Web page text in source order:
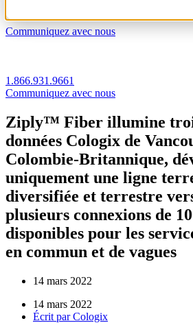
Communiquez avec nous
1.866.931.9661
Communiquez avec nous
Ziply™ Fiber illumine
données Cologix de
Colombie-Britannique,
uniquement une ligne
diversifiée et terrestre
plusieurs connexions de
disponibles pour les
en commun et de vagues
14 mars 2022
14 mars 2022
Écrit parCologix